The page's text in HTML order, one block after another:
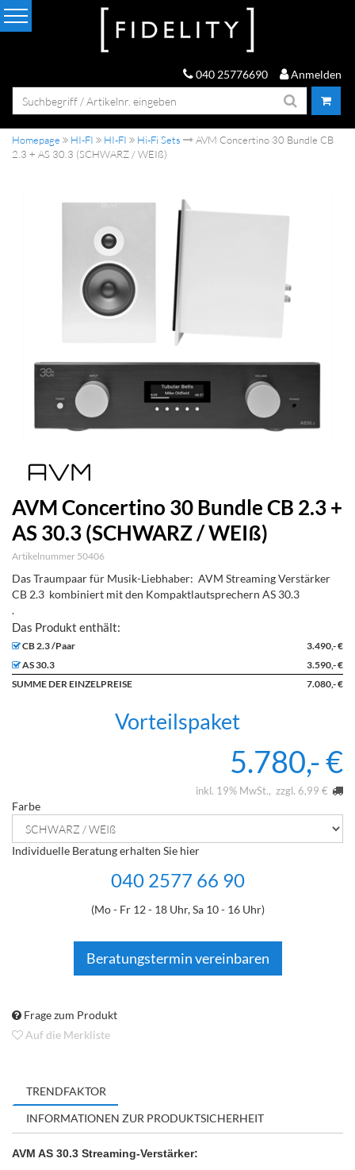
040 25776690 Anmelden
Homepage HI-FI HI-FI Hi-Fi Sets
AVM Concertino 30 Bundle CB
2.3 + AS 30.3 (SCHWARZ / WEIß)
AVM Concertino 30 Bundle CB 2.3 +
AS 30.3 (SCHWARZ / WEIß)
Artikelnummer 50406
Das Traumpaar für Musik-Liebhaber: AVM Streaming Verstärker
CB 2.3 kombiniert mit den Kompaktlautsprechern AS 30.3
.
CB 2.3 /Paar
3.490,- €
AS 30.3
3.590,- €
SUMME DER EINZELPREISE
7.080,- €
Vorteilspaket
5.780,- €
inkl. 19% MwSt. zzgl. 6,99 €
Farbe
Individuelle Beratung erhalten Sie hier
040 2577 66 90
(Mo - Fr 12 - 18 Uhr, Sa 10 - 16 Uhr)
Beratungstermin vereinbaren
Frage zum Produkt
Auf die Merkliste
TRENDFAKTOR
INFORMATIONEN ZUR PRODUKTSICHERHEIT
AVM AS 30.3 Streaming-Verstärker: